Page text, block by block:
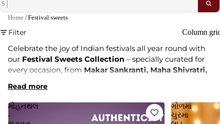
Home / Festival sweets
Filter Column
Celebrate the joy of Indian festivals all year round with
our Festival Sweets Collection – specially curated for
every occasion, from Makar Sankranti, Maha Shivratri,
Raksha Bandhan, Navratri, Dussehra, Karwa Chauth,
Diwali,and Wedding Season with traditional
wedding sweets
Read more
મોહનથલ
-
ગોળમાં
ચુરમા